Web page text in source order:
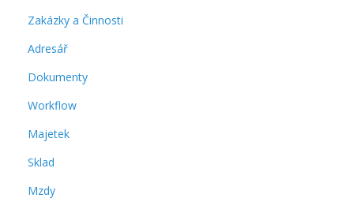
Zakázky a Činnosti
Adresář
Dokumenty
Workflow
Majetek
Sklad
Mzdy